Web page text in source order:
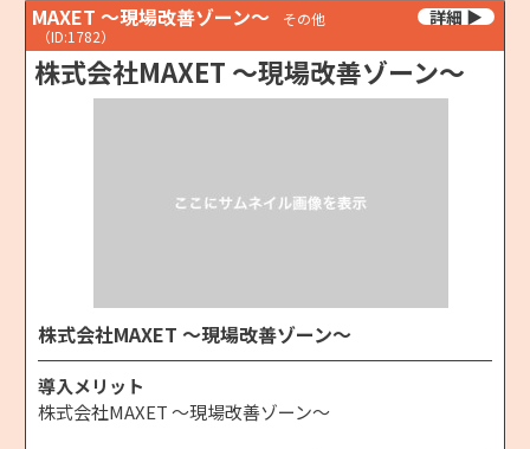
MAXET ～現場改善ゾーン～
その他
（ID:1782）
株式会社MAXET ～現場改善ゾーン～
株式会社MAXET ～現場改善ゾーン～
導入メリット
株式会社MAXET ～現場改善ゾーン～